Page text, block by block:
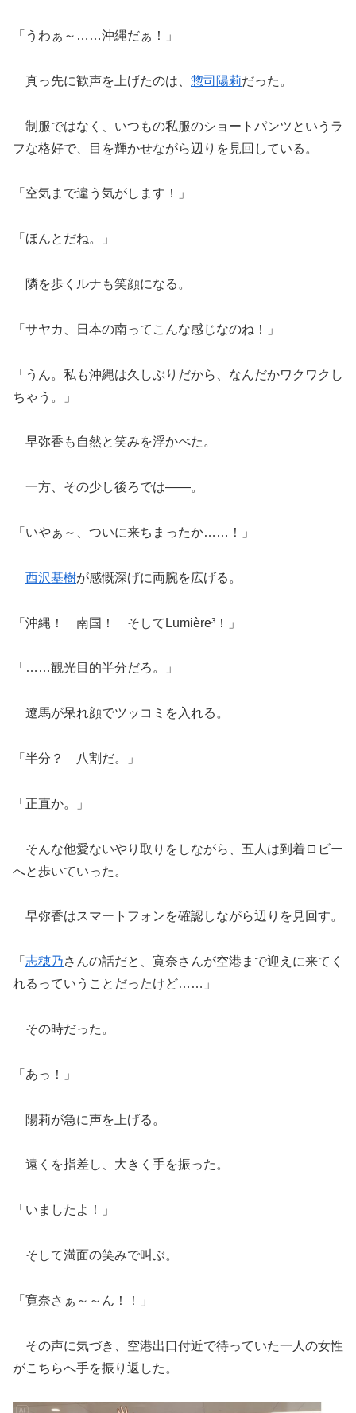
「うわぁ～……沖縄だぁ！」
真っ先に歓声を上げたのは、 惣司陽莉だった。
制服ではなく、いつもの私服のショートパンツというラ
フな格好で、目を輝かせながら辺りを見回している。
「空気まで違う気がします！」
「ほんとだね。」
隣を歩くルナも笑顔になる。
「サヤカ、日本の南ってこんな感じなのね！」
「うん。私も沖縄は久しぶりだから、なんだかワクワクし
ちゃう。」
早弥香も自然と笑みを浮かべた。
一方、その少し後ろでは――。
「いやぁ～、ついに来ちまったか……！」
西沢基樹が感慨深げに両腕を広げる。
「沖縄！ 南国！ そしてLumière³！」
「……観光目的半分だろ。」
遼馬が呆れ顔でツッコミを入れる。
「半分？ 八割だ。」
「正直か。」
そんな他愛ないやり取りをしながら、五人は到着ロビー
へと歩いていった。
早弥香はスマートフォンを確認しながら辺りを見回す。
「 志穂乃さんの話だと、寛奈さんが空港まで迎えに来てく
れるっていうことだったけど……」
その時だった。
「あっ！」
陽莉が急に声を上げる。
遠くを指差し、大きく手を振った。
「いましたよ！」
そして満面の笑みで叫ぶ。
「寛奈さぁ～～ん！！」
その声に気づき、空港出口付近で待っていた一人の女性
がこちらへ手を振り返した。